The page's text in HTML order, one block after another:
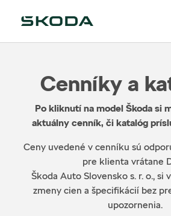
Cenníky a
Po kliknutí na model Škoda si
aktuálny cenník, či katalóg
Ceny uvedené v cenníku sú
pre klienta vrátane
Škoda Auto Slovensko s. r. o., si
zmeny cien a špecifikácií bez
upozornenia.